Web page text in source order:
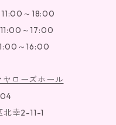
～18:00
～17:00
～16:00
ローズホール
幸2-11-1